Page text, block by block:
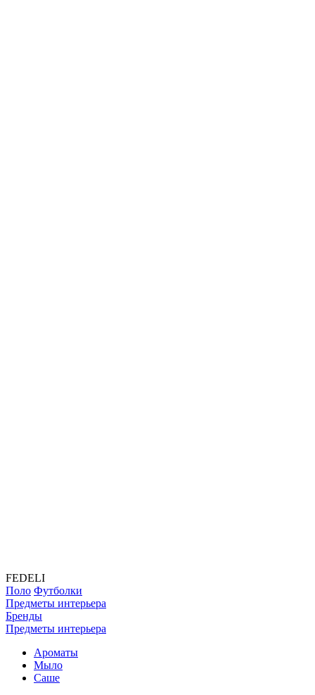
FEDELI
Поло Футболки
Предметы интерьера
Бренды
Предметы интерьера
Ароматы
Мыло
Саше